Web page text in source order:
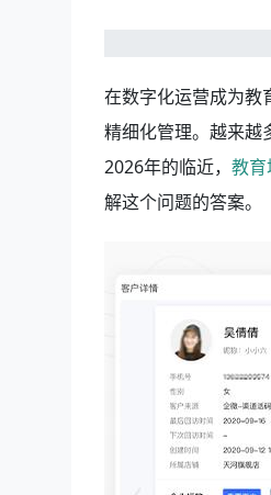
在数字化运营成为教
精细化管理。越来越
2026年的临近， 教育
解这个问题的答案。